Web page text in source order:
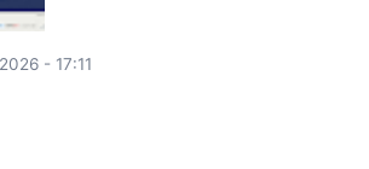
- 17:11